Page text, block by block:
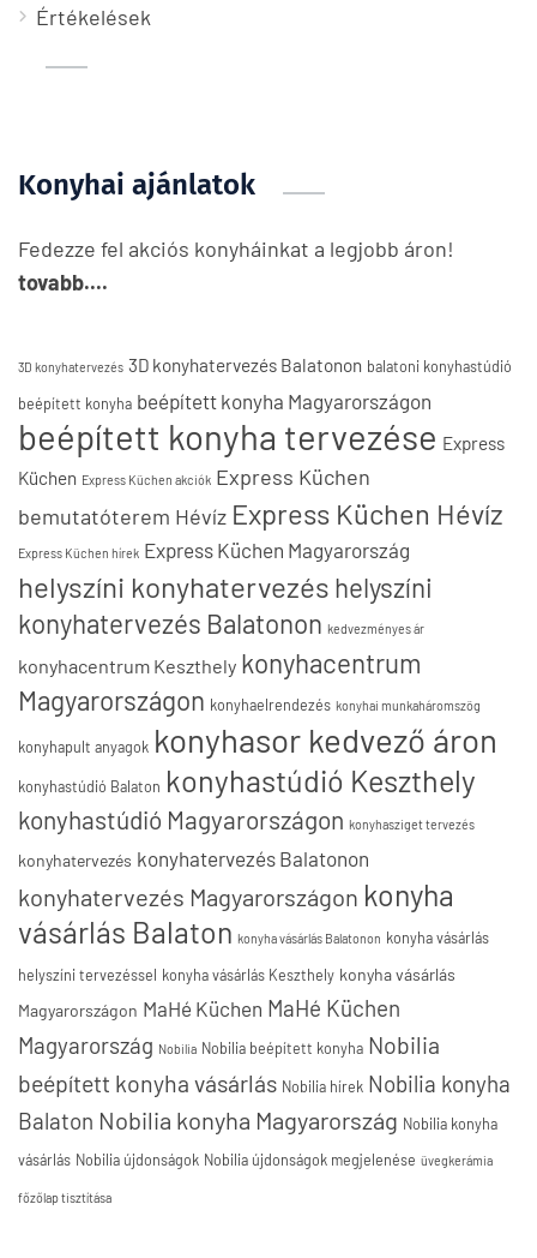
Értékelések
Konyhai ajánlatok
Fedezze fel akciós konyháinkat a legjobb áron!
tovabb....
3D konyhatervezés 3D konyhatervezés Balatonon balatoni konyhastúdió
beépített konyha beépített konyha Magyarországon
beépített konyha tervezése Express
Küchen Express Küchen akciók Express Küchen
bemutatóterem Hévíz Express Küchen Hévíz
Express Küchen hírek Express Küchen Magyarország
helyszíni konyhatervezés helyszíni
konyhatervezés Balatonon kedvezményes ár
konyhacentrum Keszthely konyhacentrum
Magyarországon konyhaelrendezés konyhai munkaháromszög
konyhapult anyagok konyhasor kedvező áron
konyhastúdió Balaton konyhastúdió Keszthely
konyhastúdió Magyarországon konyhasziget tervezés
konyhatervezés konyhatervezés Balatonon
konyhatervezés Magyarországon konyha
vásárlás Balaton konyha vásárlás Balatonon konyha vásárlás
helyszíni tervezéssel konyha vásárlás Keszthely konyha vásárlás
Magyarországon MaHé Küchen MaHé Küchen
Magyarország Nobilia Nobilia beépített konyha Nobilia
beépített konyha vásárlás Nobilia hírek Nobilia konyha
Balaton Nobilia konyha Magyarország Nobilia konyha
vásárlás Nobilia újdonságok Nobilia újdonságok megjelenése üvegkerámia
főzőlap tisztítása